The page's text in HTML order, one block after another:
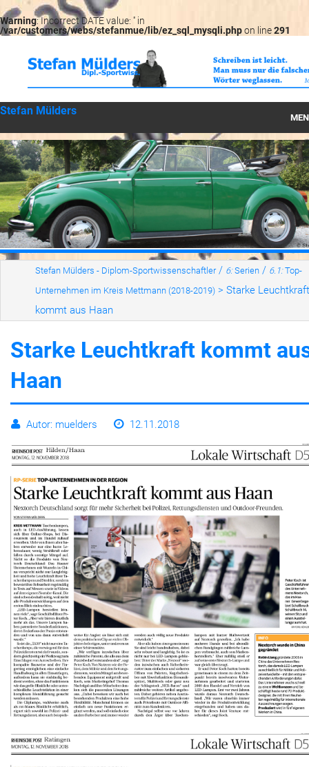
Warning: Incorrect DATE value: '' in
/var/customers/webs/stefanmue/lib/ez_sql_mysqli.phpon line291
Stefan Mülders
Startseite
Können
Wirken
Werte
LesBarStefan Mülders - Diplom-Sportwissenschaftler / 6:Serien / 6.1:Top-
Unternehmen im Kreis Mettmann (2018-2019) > Starke Leuchtkraft
kommt aus Haan
Starke Leuchtkraft kommt
Haan
Autor: muelders 12.11.2018